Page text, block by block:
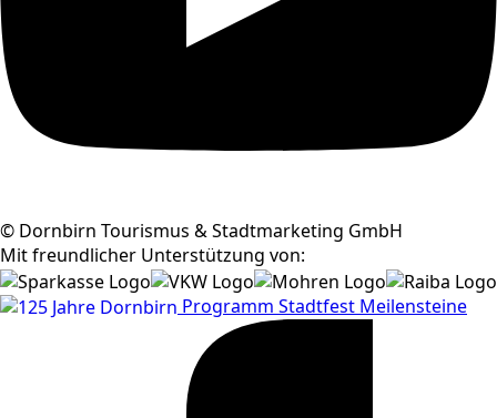
© Dornbirn Tourismus & Stadtmarketing GmbH
Mit freundlicher Unterstützung von:
Programm Stadtfest Meilensteine